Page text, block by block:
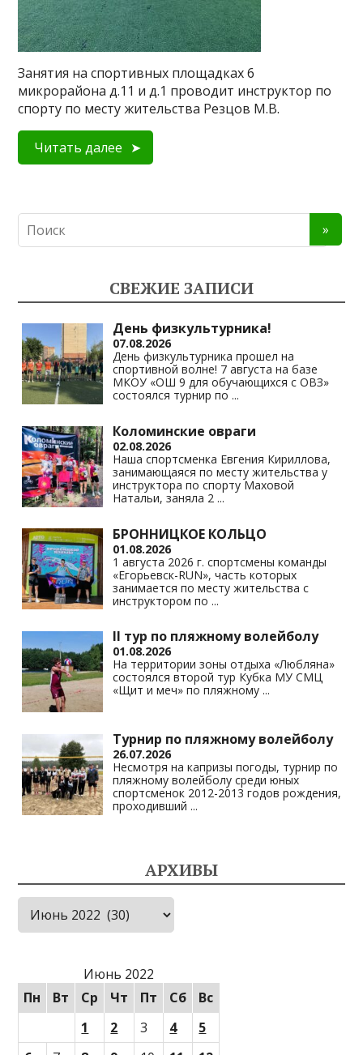
Занятия на спортивных площадках 6
микрорайона д.11 и д.1 проводит инструктор по
спорту по месту жительства Резцов М.В.
Читать далее
СВЕЖИЕ ЗАПИСИ
День физкультурника!
07.08.2026
День физкультурника прошел на
спортивной волне! 7 августа на базе
МКОУ «ОШ 9 для обучающихся с ОВЗ»
состоялся турнир по ...
Коломинские овраги
02.08.2026
Наша спортсменка Евгения Кириллова,
занимающаяся по месту жительства у
инструктора по спорту Маховой
Натальи, заняла 2 ...
БРОННИЦКОЕ КОЛЬЦО
01.08.2026
1 августа 2026 г. спортсмены команды
«Егорьевск-RUN», часть которых
занимается по месту жительства с
инструктором по ...
II тур по пляжному волейболу
01.08.2026
На территории зоны отдыха «Любляна»
состоялся второй тур Кубка МУ СМЦ
«Щит и меч» по пляжному ...
Турнир по пляжному волейболу
26.07.2026
Несмотря на капризы погоды, турнир по
пляжному волейболу среди юных
спортсменок 2012-2013 годов рождения,
проходивший ...
АРХИВЫ
Архивы
Июнь 2022
Пн
Вт Ср Чт Пт Сб
Вс
1
2 3 4
5